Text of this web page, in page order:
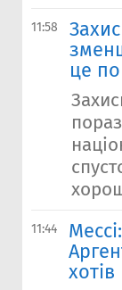
11:58
це
11:44